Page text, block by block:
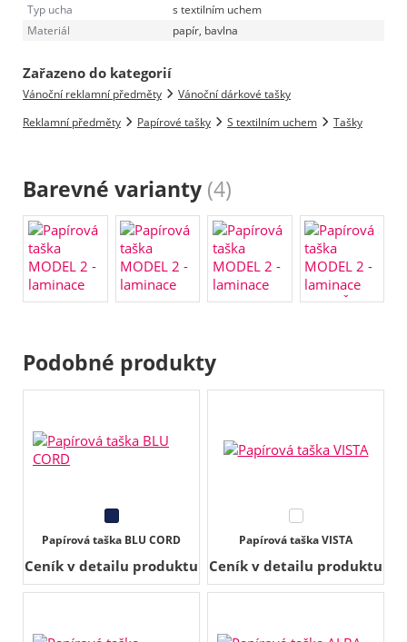
Typ ucha
s textilním uchem
Materiál
papír, bavlna
Zařazeno do kategorií
Vánoční reklamní předměty
Vánoční dárkové tašky
Reklamní předměty
Papírové tašky S textilním uchem Tašky
Barevné varianty (4)
Podobné produkty
Papírová taška BLU CORD
Ceník v detailu produktu
Papírová taška VISTA
Ceník v detailu produktu